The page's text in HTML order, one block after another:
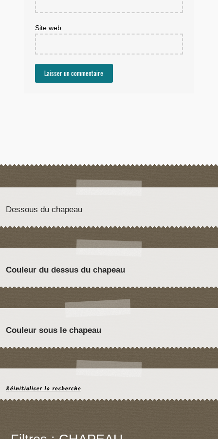
Site web
Dessous du chapeau
Couleur du dessus du chapeau
Couleur sous le chapeau
Réinitialiser la recherche